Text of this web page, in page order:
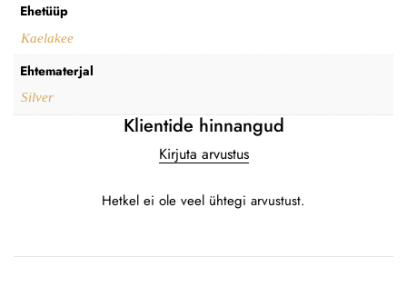
Ehetüüp
Kaelakee
Ehtematerjal
Silver
Klientide hinnangud
Kirjuta arvustus
Hetkel ei ole veel ühtegi arvustust.